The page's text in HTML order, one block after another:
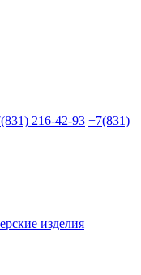
216-42-93 +7(831)
изделия